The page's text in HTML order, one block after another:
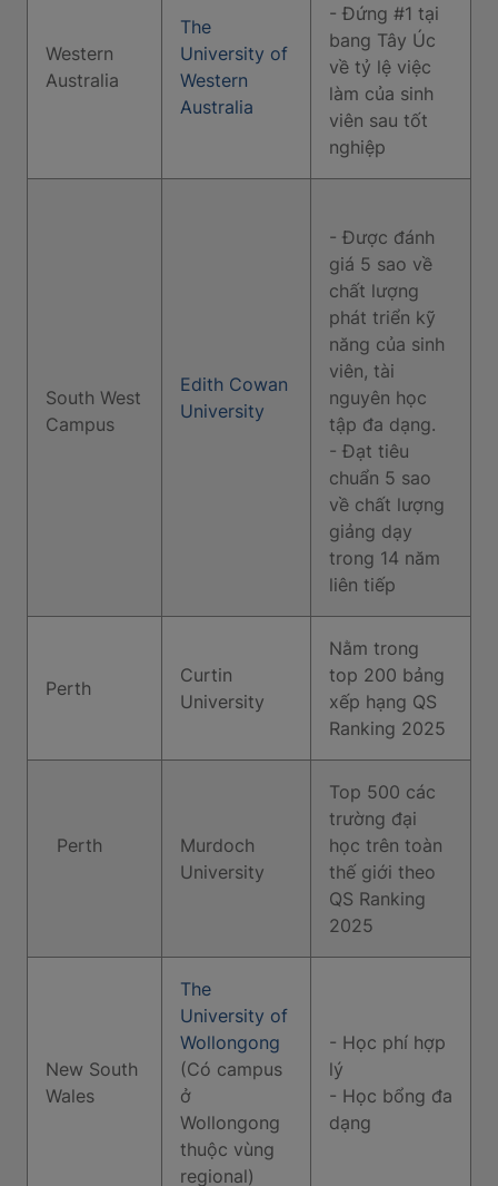
Western
Australia
The
University of
Western
Australia
- Đứng #1 tại
bang Tây Úc
về tỷ lệ việc
làm của sinh
viên sau tốt
nghiệp
South West
Campus
Edith Cowan
University
- Được đánh
giá 5 sao về
chất lượng
phát triển kỹ
năng của sinh
viên, tài
nguyên học
tập đa dạng.
- Đạt tiêu
chuẩn 5 sao
về chất lượng
giảng dạy
trong 14 năm
liên tiếp
Perth
Curtin
University
Nằm trong
top 200 bảng
xếp hạng QS
Ranking 2025
Perth
Murdoch
University
Top 500 các
trường đại
học trên toàn
thế giới theo
QS Ranking
2025
New South
Wales
The
University of
Wollongong
(Có campus
ở
Wollongong
thuộc vùng
regional)
- Học phí hợp
lý
- Học bổng đa
dạng